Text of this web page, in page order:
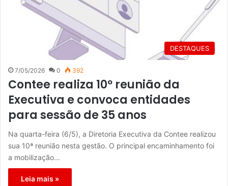
DESTAQUES
7/05/2026 0 392
Contee realiza 10º reunião da
Executiva e convoca entidades
para sessão de 35 anos
Na quarta-feira (6/5), a Diretoria Executiva da Contee realizou
sua 10ª reunião nesta gestão. O principal encaminhamento foi
a mobilização…
Leia mais »